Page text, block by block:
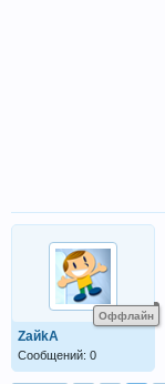
Оффлайн
ZaйkA
Сообщений: 0